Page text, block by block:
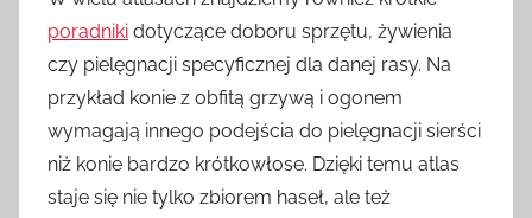
poradniki dotyczące doboru sprzętu, żywienia
czy pielęgnacji specyficznej dla danej rasy. Na
przykład konie z obfitą grzywą i ogonem
wymagają innego podejścia do pielęgnacji sierści
niż konie bardzo krótkowłose. Dzięki temu atlas
staje się nie tylko zbiorem haseł, ale też